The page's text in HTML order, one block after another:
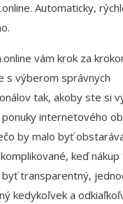
. Automaticky,
vám krok za
s výberom správnych
tak, akoby ste si
internetového
by malo byť
keď
transparentný,
kedykoľvek a